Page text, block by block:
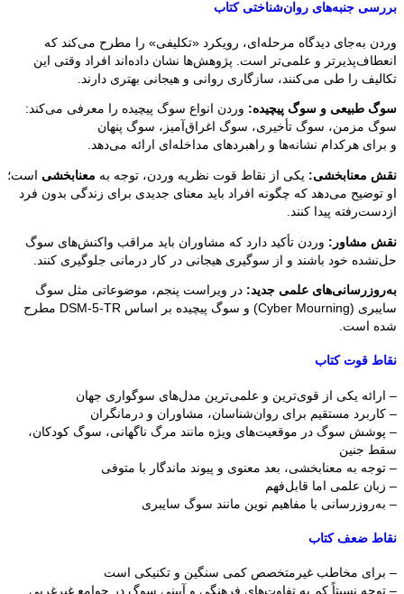
بررسی جنبه‌های روان‌شناختی کتاب
وردن به‌جای دیدگاه مرحله‌ای، رویکرد «تکلیفی» را مطرح می‌کند که
انعطاف‌پذیرتر و علمی‌تر است. پژوهش‌ها نشان داده‌اند افراد وقتی این
تکالیف را طی می‌کنند، سازگاری روانی و هیجانی بهتری دارند.
سوگ طبیعی و سوگ پیچیده: وردن انواع سوگ پیچیده را معرفی می‌کند:
سوگ مزمن، سوگ تأخیری، سوگ اغراق‌آمیز، سوگ پنهان
و برای هرکدام نشانه‌ها و راهبردهای مداخله‌ای ارائه می‌دهد.
نقش معنابخشی: یکی از نقاط قوت نظریه وردن، توجه به معنابخشی است؛
او توضیح می‌دهد که چگونه افراد باید معنای جدیدی برای زندگی بدون فرد
ازدست‌رفته پیدا کنند.
نقش مشاور: وردن تأکید دارد که مشاوران باید مراقب واکنش‌های سوگ
حل‌نشده خود باشند و از سوگیری هیجانی در کار درمانی جلوگیری کنند.
به‌روزرسانی‌های علمی جدید: در ویراست پنجم، موضوعاتی مثل سوگ
سایبری (Cyber Mourning) و سوگ پیچیده بر اساس DSM-5-TR مطرح
شده است.
نقاط قوت کتاب
– ارائه یکی از قوی‌ترین و علمی‌ترین مدل‌های سوگواری جهان
– کاربرد مستقیم برای روان‌شناسان، مشاوران و درمانگران
– پوشش سوگ در موقعیت‌های ویژه مانند مرگ ناگهانی، سوگ کودکان،
سقط جنین
– توجه به معنابخشی، بعد معنوی و پیوند ماندگار با متوفی
– زبان علمی اما قابل‌فهم
– به‌روزرسانی با مفاهیم نوین مانند سوگ سایبری
نقاط ضعف کتاب
– برای مخاطب غیرمتخصص کمی سنگین و تکنیکی است
– توجه نسبتاً کم به تفاوت‌های فرهنگی و آیینی سوگ در جوامع غیرغربی